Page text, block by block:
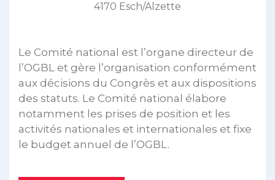
4170 Esch/Alzette
Le Comité national est l’organe directeur de
l’OGBL et gère l’organisation conformément
aux décisions du Congrès et aux dispositions
des statuts. Le Comité national élabore
notamment les prises de position et les
activités nationales et internationales et fixe
le budget annuel de l’OGBL.